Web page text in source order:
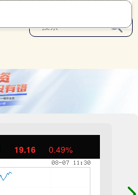
19.16 0.49%